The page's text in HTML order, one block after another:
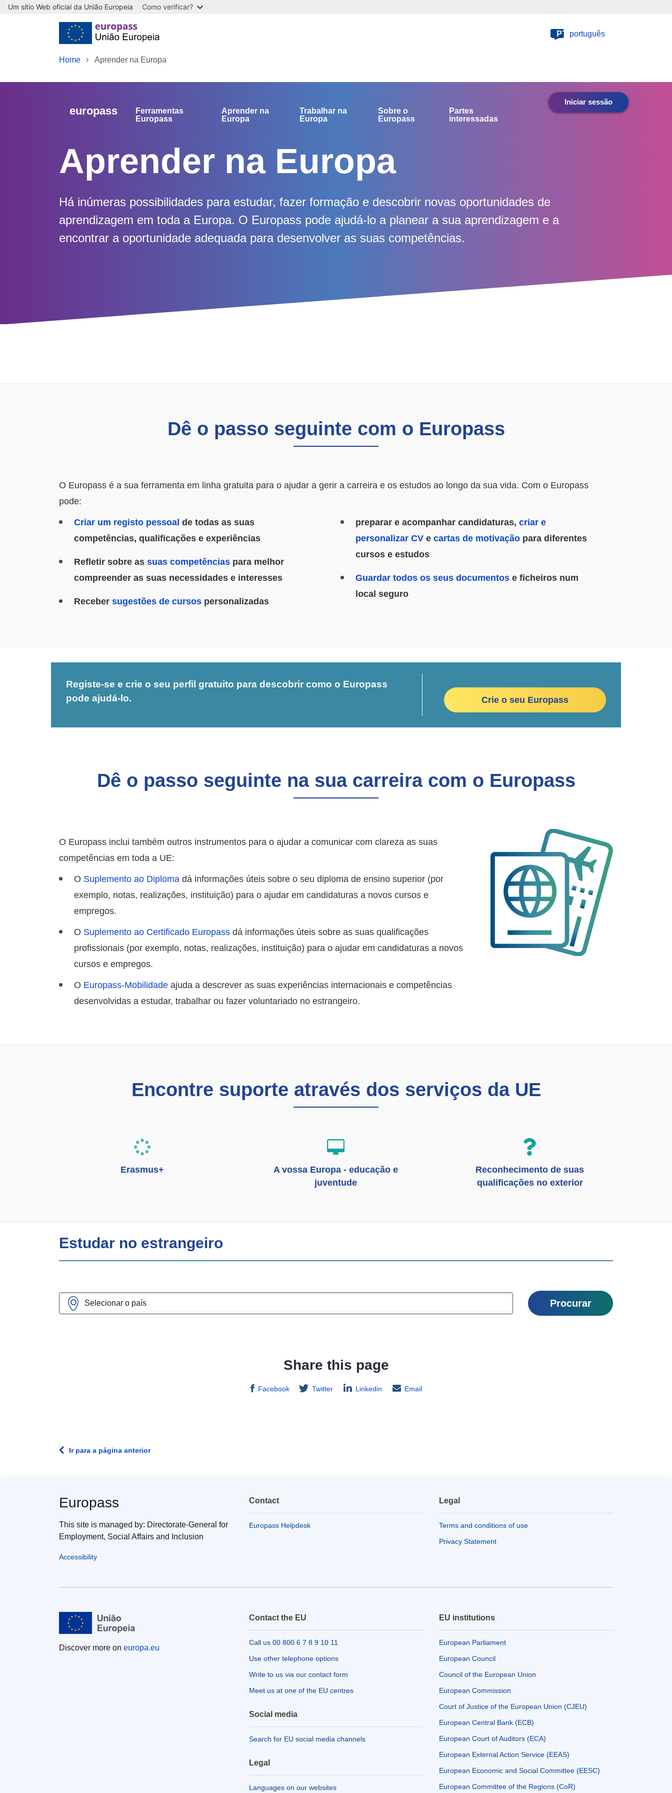
Skip to main content
Um sítio Web oficial da União Europeia Como verificar?
Home Aprender na Europa
PT português
europass
Ferramentas
Europass
Aprender na
Europa
Trabalhar na
Europa
Sobre o
Europass
Partes
interessadas
Iniciar sessão
Aprender na Europa
Há inúmeras possibilidades para estudar, fazer formação e descobrir novas oportunidades de
aprendizagem em toda a Europa. O Europass pode ajudá-lo a planear a sua aprendizagem e a
encontrar a oportunidade adequada para desenvolver as suas competências.
Dê o passo seguinte com o Europass
O Europass é a sua ferramenta em linha gratuita para o ajudar a gerir a carreira e os estudos ao longo da sua vida. Com o Europass
pode:
Criar um registo pessoal de todas as suas
competências, qualificações e experiências
Refletir sobre as suas competências para melhor
compreender as suas necessidades e interesses
Receber sugestões de cursos personalizadas
preparar e acompanhar candidaturas, criar e
personalizar CV e cartas de motivação para diferentes
cursos e estudos
Guardar todos os seus documentos e ficheiros num
local seguro
Registe-se e crie o seu perfil gratuito para descobrir como o Europass
pode ajudá-lo.
Crie o seu Europass
Dê o passo seguinte na sua carreira com o Europass
O Europass inclui também outros instrumentos para o ajudar a comunicar com clareza as suas
competências em toda a UE:
O Suplemento ao Diploma dá informações úteis sobre o seu diploma de ensino superior (por
exemplo, notas, realizações, instituição) para o ajudar em candidaturas a novos cursos e
empregos.
O Suplemento ao Certificado Europass dá informações úteis sobre as suas qualificações
profissionais (por exemplo, notas, realizações, instituição) para o ajudar em candidaturas a novos
cursos e empregos.
O Europass-Mobilidade ajuda a descrever as suas experiências internacionais e competências
desenvolvidas a estudar, trabalhar ou fazer voluntariado no estrangeiro.
Encontre suporte através dos serviços da UE
Erasmus+
A vossa Europa - educação e
juventude
Reconhecimento de suas
qualificações no exterior
Estudar no estrangeiro
Procurar
Share this page
Facebook Twitter Linkedin Email
Ir para a página anterior
Europass
This site is managed by: Directorate-General for
Employment, Social Affairs and Inclusion
Accessibility
Contact
Europass Helpdesk
Legal
Terms and conditions of use
Privacy Statement
Discover more on europa.eu
Contact the EU
Call us 00 800 6 7 8 9 10 11
Use other telephone options
Write to us via our contact form
Meet us at one of the EU centres
Social media
Search for EU social media channels
Legal
Languages on our websites
EU institutions
European Parliament
European Council
Council of the European Union
European Commission
Court of Justice of the European Union (CJEU)
European Central Bank (ECB)
European Court of Auditors (ECA)
European External Action Service (EEAS)
European Economic and Social Committee (EESC)
European Committee of the Regions (CoR)